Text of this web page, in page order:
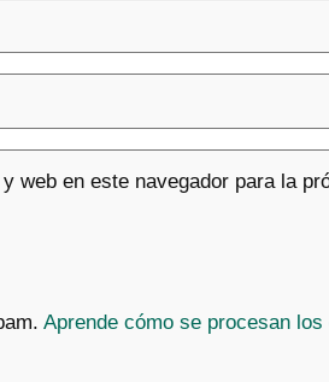
web en este navegador para la
Aprende cómo se procesan